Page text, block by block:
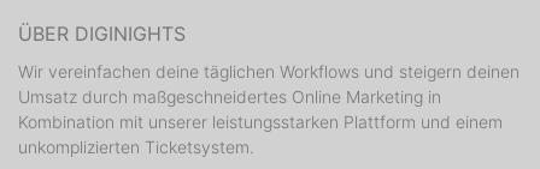
ÜBER DIGINIGHTS
Wir vereinfachen deine täglichen Workflows und steigern deinen
Umsatz durch maßgeschneidertes Online Marketing in
Kombination mit unserer leistungsstarken Plattform und einem
unkomplizierten Ticketsystem.